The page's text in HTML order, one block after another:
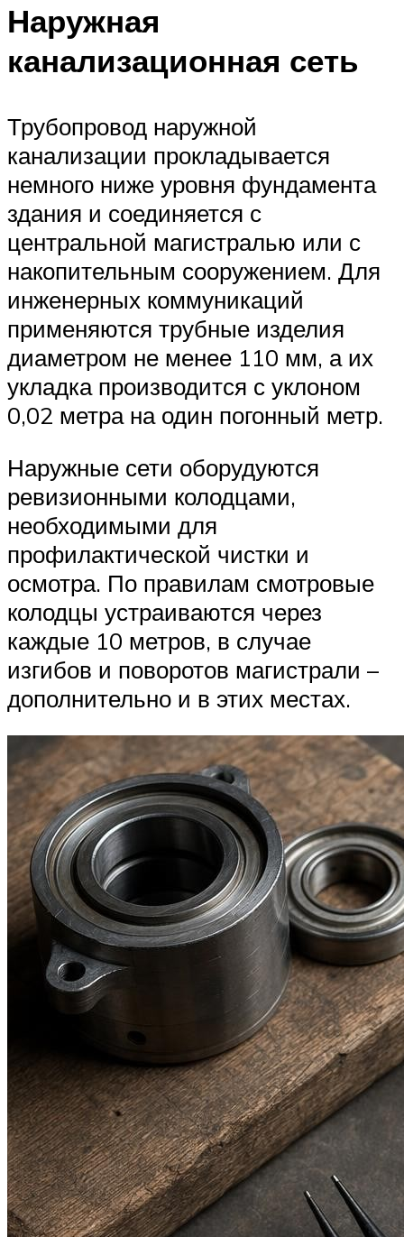
Наружная
канализационная сеть
Трубопровод наружной
канализации прокладывается
немного ниже уровня фундамента
здания и соединяется с
центральной магистралью или с
накопительным сооружением. Для
инженерных коммуникаций
применяются трубные изделия
диаметром не менее 110 мм, а их
укладка производится с уклоном
0,02 метра на один погонный метр.
Наружные сети оборудуются
ревизионными колодцами,
необходимыми для
профилактической чистки и
осмотра. По правилам смотровые
колодцы устраиваются через
каждые 10 метров, в случае
изгибов и поворотов магистрали –
дополнительно и в этих местах.